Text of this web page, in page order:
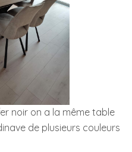
noir on a la même table
de plusieurs couleurs